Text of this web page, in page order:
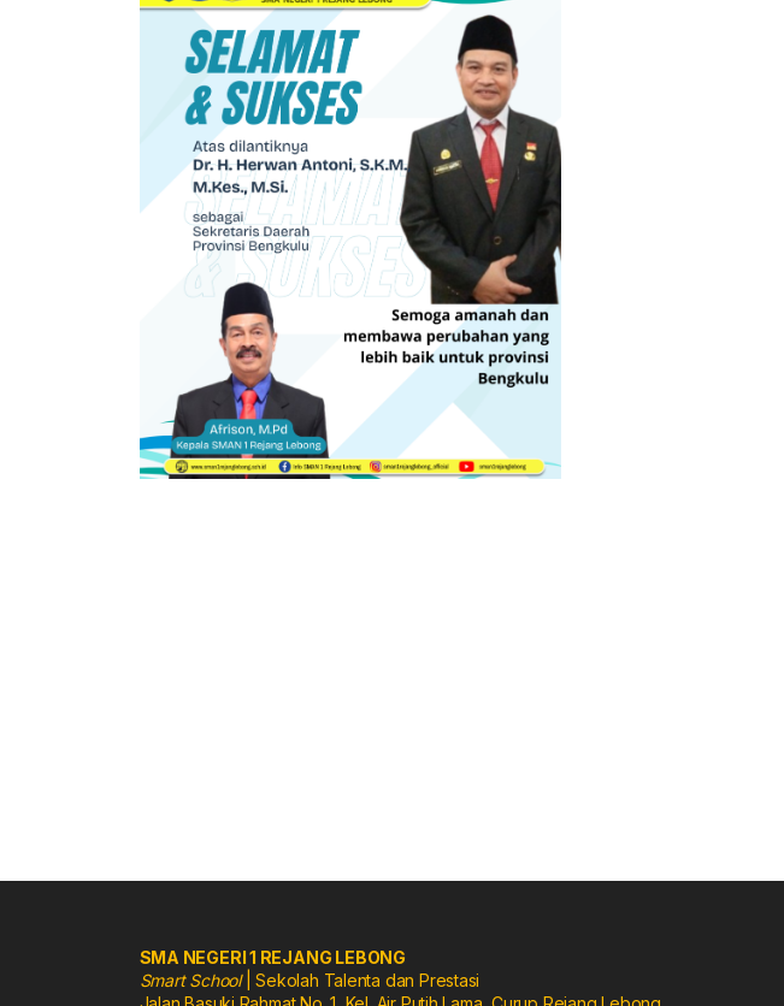
SMA NEGERI 1 REJANG LEBONG
Smart School| Sekolah Talenta dan Prestasi